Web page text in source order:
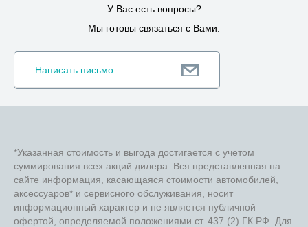
У Вас есть вопросы?
Мы готовы связаться с Вами.
Написать письмо
*Указанная стоимость и выгода достигается с учетом
суммирования всех акций дилера. Вся представленная на
сайте информация, касающаяся стоимости автомобилей,
аксессуаров* и сервисного обслуживания, носит
информационный характер и не является публичной
офертой, определяемой положениями ст. 437 (2) ГК РФ. Для